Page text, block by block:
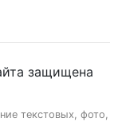
защищена
текстовых, фото,